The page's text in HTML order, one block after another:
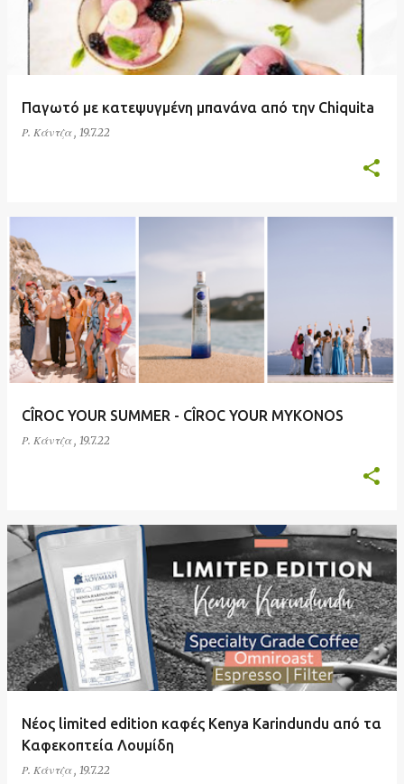
Παγωτό με κατεψυγμένη μπανάνα από την Chiquita
Ρ. Κάντζα , 19.7.22
CÎROC YOUR SUMMER - CÎROC YOUR MYKONOS
Ρ. Κάντζα , 19.7.22
Νέος limited edition καφές Kenya Karindundu από τα
Καφεκοπτεία Λουμίδη
Ρ. Κάντζα , 19.7.22